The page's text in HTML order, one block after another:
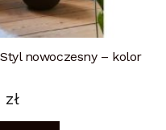
nowoczesny – kolor
zł